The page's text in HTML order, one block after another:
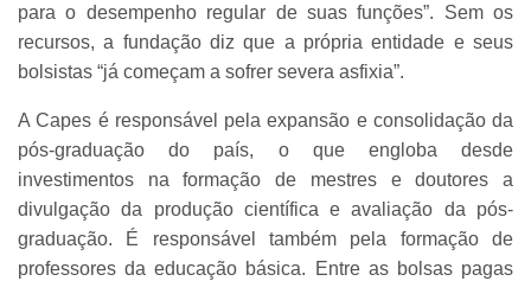
para o desempenho regular de suas funções”. Sem os
recursos, a fundação diz que a própria entidade e seus
bolsistas “já começam a sofrer severa asfixia”.
A Capes é responsável pela expansão e consolidação da
pós-graduação do país, o que engloba desde
investimentos na formação de mestres e doutores a
divulgação da produção científica e avaliação da pós-
graduação. É responsável também pela formação de
professores da educação básica. Entre as bolsas pagas